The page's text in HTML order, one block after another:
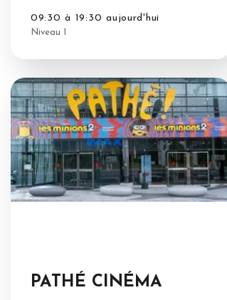
09:30 à 19:30 aujourd'hui
Niveau 1
PATHÉ CINÉMA